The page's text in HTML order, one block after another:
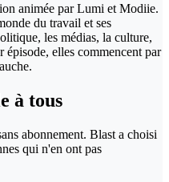
animée par Lumi et Modiie.
du travail et ses
les médias, la culture,
épisode, elles commencent par
à tous
abonnement. Blast a choisi
qui n'en ont pas